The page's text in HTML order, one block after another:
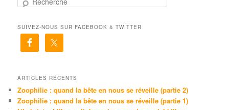
h
e
SUIVEZ-NOUS SUR FACEBOOK & TWITTER
ARTICLES RÉCENTS
Zoophilie : quand la bête en nous se réveille (partie 2)
Zoophilie : quand la bête en nous se réveille (partie 1)